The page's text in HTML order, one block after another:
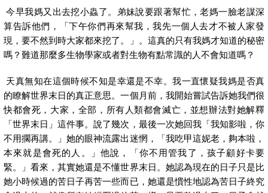
今早我媽又出去挖小蟲了。弟妹說要跟著幫忙，老媽一臉老謀深
算告訴他們，「下午你們再來幫我，我先一個人去才不被人家發
現，要不然到時大家都來挖了。」。這真的只有我媽才知道的秘密
嗎？難道那麼多生物學家或者對生物有點常識的人不會知道嗎？
天真無知在這個時候不知是幸還是不幸。我一直懷疑我媽是否真
的瞭解世界末日的真正意思。一個月前，我開始嘗試告訴她我們很
快都會死，大家，全部，所有人類都會滅亡，並想辦法對她解釋
「世界末日」這件事。說了幾次，最後一次她回我「我知影啦，你
不用擱再講。」她的眼神流露出迷惘，「我吃甲這妮老，夠本啦，
本來就是會死的人。」他說，「你不用管我了，孩子顧好卡要
緊。」看來，其實她還是不懂世界末日。她認為現在的日子只是比
她小時候過的苦日子再苦一些而已，她還是慣性地認為苦日子終究